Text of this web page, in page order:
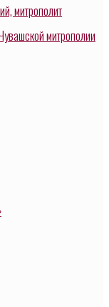
митрополит
митрополии